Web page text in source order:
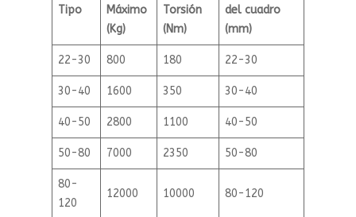
Tipo
Máximo
(Kg)
Torsión
(Nm)
del cuadro
(mm)
22-30 800 180 22-30
30-40 1600 350 30-40
40-50 2800 1100 40-50
50-80 7000 2350 50-80
80-
120
12000 10000 80-120